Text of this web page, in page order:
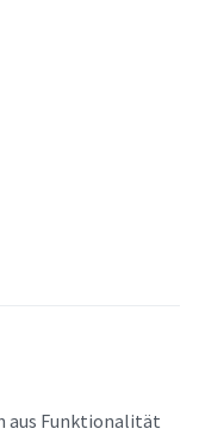
aus Funktionalität